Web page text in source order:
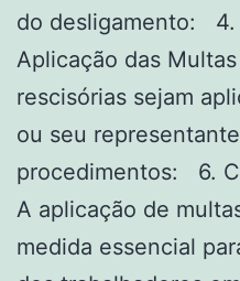
do desligamento: 4.
Aplicação das
rescisórias sejam
ou seu
procedimentos: 6.
A aplicação de
medida essencial